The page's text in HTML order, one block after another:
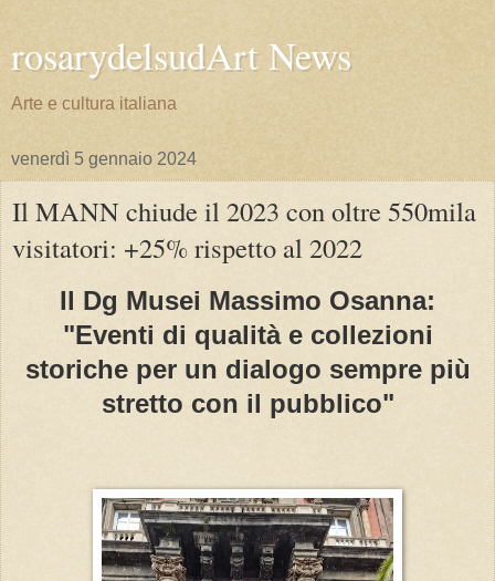
rosarydelsudArt News
Arte e cultura italiana
venerdì 5 gennaio 2024
Il MANN chiude il 2023 con oltre 550mila
visitatori: +25% rispetto al 2022
Il Dg Musei Massimo Osanna:
"Eventi di qualità e collezioni
storiche per un dialogo sempre più
stretto con il pubblico"